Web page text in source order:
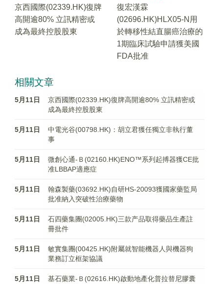
京西國際(02339.HK)復牌
高開逾80% 立訊精密或
成為最終控股股東
復宏漢霖
(02696.HK)HLX05-N用
於轉移性結直腸癌治療的
1期臨床試驗申請獲美國
FDA批准
相關文章
5月11日
京西國際(02339.HK)復牌高開逾80% 立訊精密或
成為最終控股股東
5月11日
中電光谷(00798.HK)：胡立君獲任獨立非執行董
事
5月11日
微創心通-Ｂ(02160.HK)ENO™系列起搏器獲CE批
准LBBAP適應症
5月11日
翰森製藥(03692.HK)自研HS-20093獲國家藥監局
批准納入突破性治療藥物
5月11日
石四藥集團(02005.HK)三款产品取得藥品生產註
冊批件
5月11日
敏實集團(00425.HK)附屬就智能機器人與機器狗
業務訂立框架協議
5月11日
基石藥業-Ｂ(02616.HK)啟動地產化普拉替尼膠囊